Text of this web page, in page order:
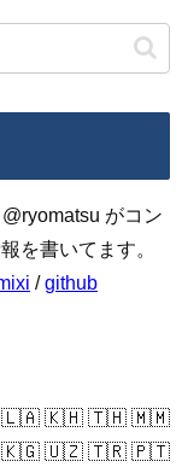
がコン
を書いてます。
/github
🇰🇭 🇹🇭 🇲🇲
🇺🇿 🇹🇷 🇵🇹